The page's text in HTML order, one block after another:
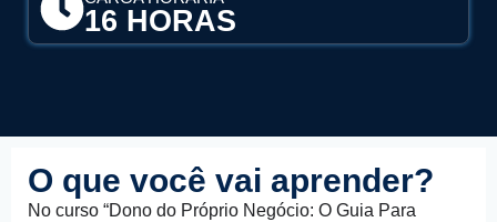
16 HORAS
O que você vai aprender?
No curso “Dono do Próprio Negócio: O Guia Para